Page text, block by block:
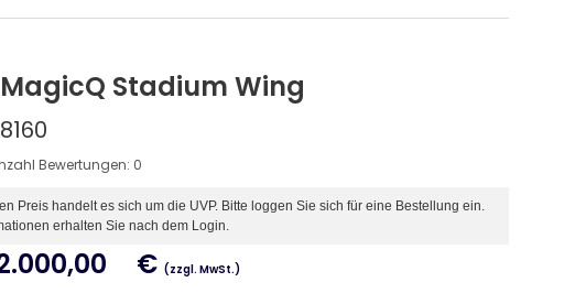
Stadium Wing
Bewertungen: 0
Preis handelt es sich um die UVP. Bitte loggen Sie sich für eine Bestellung ein.
erhalten Sie nach dem Login.
€ (zzgl. MwSt.)